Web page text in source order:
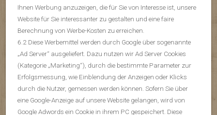
Ihnen Werbung anzuzeigen, die für Sie von Interesse ist, unsere
Website für Sie interessanter zu gestalten und eine faire
Berechnung von Werbe-Kosten zu erreichen.
6.2 Diese Werbemittel werden durch Google über sogenannte
„Ad Server“ ausgeliefert. Dazu nutzen wir Ad Server Cookies
(Kategorie „Marketing“), durch die bestimmte Parameter zur
Erfolgsmessung, wie Einblendung der Anzeigen oder Klicks
durch die Nutzer, gemessen werden können. Sofern Sie über
eine Google-Anzeige auf unsere Website gelangen, wird von
Google Adwords ein Cookie in ihrem PC gespeichert. Diese